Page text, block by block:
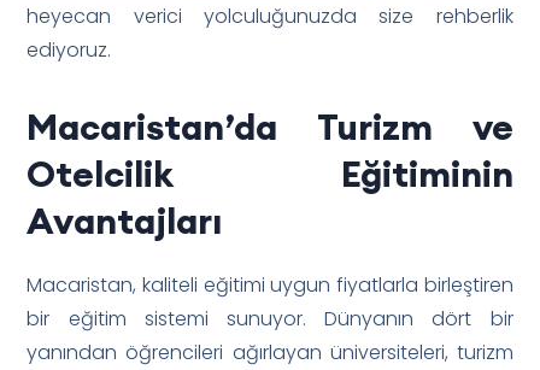
heyecan verici yolculuğunuzda size rehberlik
ediyoruz.
Macaristan’da Turizm ve
Otelcilik Eğitiminin
Avantajları
Macaristan, kaliteli eğitimi uygun fiyatlarla birleştiren
bir eğitim sistemi sunuyor. Dünyanın dört bir
yanından öğrencileri ağırlayan üniversiteleri, turizm